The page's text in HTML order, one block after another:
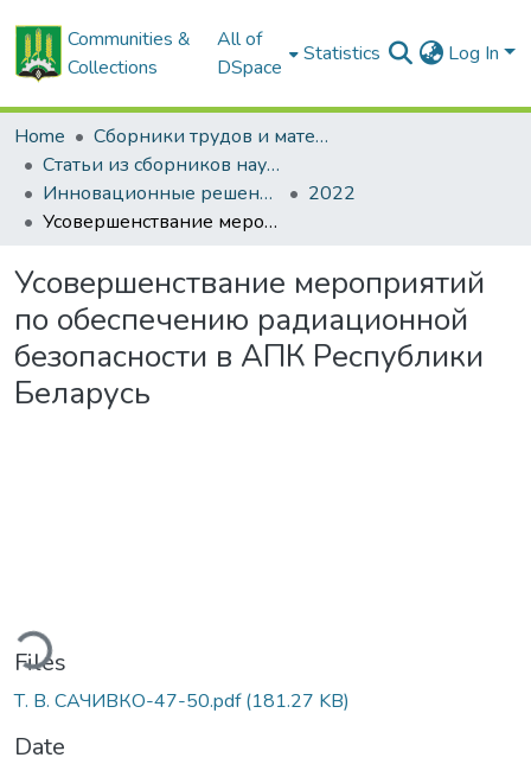
Communities &
Collections
All of
DSpace
Statistics Log In
Home
Сборники трудов и материалов конференций
Статьи из сборников научных трудов
Инновационные решения в технологиях и механизации сельскохозяйственного производства
2022
Усовершенствание мероприятий по обеспечению радиационной безопасности в АПК Республики Беларусь
Усовершенствание мероприятий
по обеспечению радиационной
безопасности в АПК Республики
Беларусь
Files
Т. В. САЧИВКО-47-50.pdf(181.27 KB)
Date